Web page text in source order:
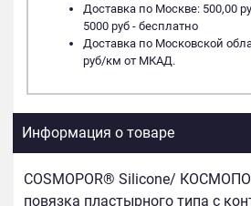
Доставка по Москве: 500,00
5000 руб - бесплатно
Доставка по Московской
руб/км от МКАД.
Информация о товаре
COSMOPOR® Silicone/
повязка пластырного типа с